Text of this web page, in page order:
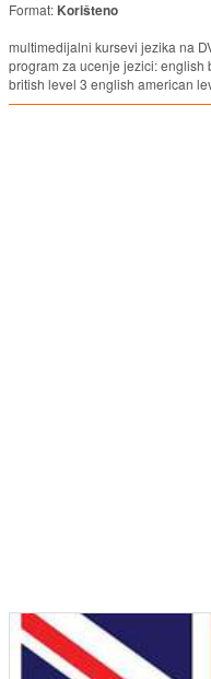
Format: Korišteno
multimedijalni kursevi jezika na
program za ucenje jezici:
british level 3 english american